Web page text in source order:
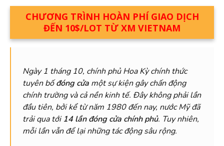
CHƯƠNG TRÌNH HOÀN PHÍ GIAO DỊCH
ĐẾN 10$/LOT TỪ XM VIETNAM
Ngày 1 tháng 10, chính phủ Hoa Kỳ chính thức
tuyên bốđóng cửa một sự kiện gây chấn động
chính trường và cả nền kinh tế. Đây không phải lần
đầu tiên, bởi kể từ năm 1980 đến nay, nước Mỹ đã
trải qua tới14 lần đóng cửa chính phủ. Tuy nhiên,
mỗi lần vẫn để lại những tác động sâu rộng.